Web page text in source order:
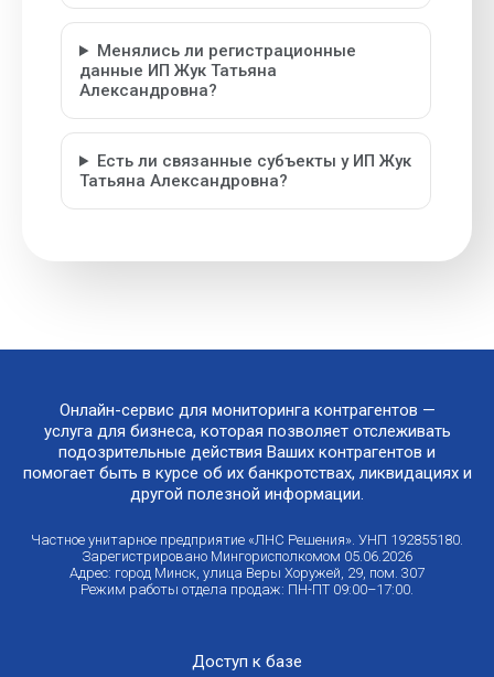
Менялись ли регистрационные
данные ИП Жук Татьяна
Александровна?
Есть ли связанные субъекты у ИП Жук
Татьяна Александровна?
Онлайн-сервис для мониторинга контрагентов —
услуга для бизнеса, которая позволяет отслеживать
подозрительные действия Ваших контрагентов и
помогает быть в курсе об их банкротствах, ликвидациях и
другой полезной информации.
Частное унитарное предприятие «ЛНС Решения». УНП 192855180.
Зарегистрировано Мингорисполкомом 05.06.2026
Адрес: город Минск, улица Веры Хоружей, 29, пом. 307
Режим работы отдела продаж: ПН-ПТ 09:00–17:00.
Доступ к базе